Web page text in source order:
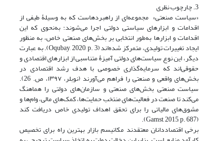
3. چارچوب نظری
«سیاست صنعتی» مجموعه‌ای از راهبردهاست که به وسیلۀ طیفی از
اقدامات و ابزارهای سیاستی دولتی اجرا می‌شوند؛ به‌نحوی که این
اقدامات و ابزارها به‌طور انتخابی بر بخش‌های صنعتی خاص، به منظور
ایجاد تغییرات تولیدی، متمرکز شده‌اند ‏(Oqubay, 2020, p. 3). به عبارت
دیگر، این نوع سیاست‌های دولتی آمیزۀ متناسبی از ابزارهای اقتصادی و
حقوقی‌اند که سرمایه‌گذاری خصوصی با هدف رشد اقتصادی در
بخش‌های واقعی و صنعتی را فراهم می‌آورند ‏(نوبلر، ۱۳۹۷، ص. 26).
سیاست صنعتی بخش‌های صنعتی و سازمان‌های دولتی را هماهنگ
می‌کند تا صنعت در فعالیت‌های منتخب حمایت‌ها، کمک‌های مالی، وام‌ها و
مشوق‌های مالیاتی را برای تحقق اهداف تولیدی خاص دریافت کند
‏(Gamst, 2015, p. 687).
برخی اقتصاددانان معتقدند مکانیسم بازار بهترین راه برای تخصیص